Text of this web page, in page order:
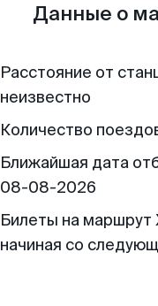
Данные о
Расстояние от
неизвестно
Количество
Ближайшая дата
08-08-2026
Билеты на
начиная со